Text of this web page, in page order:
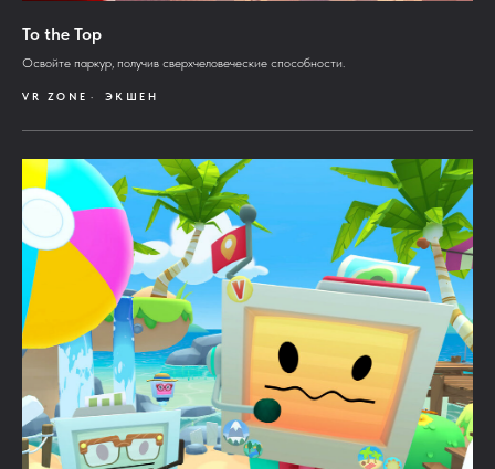
To the Top
Освойте паркур, получив сверхчеловеческие способности.
VR ZONE ЭКШЕН